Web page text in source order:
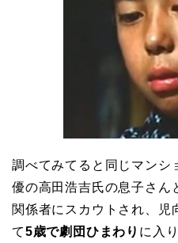
調べてみてると同じマンシ
優の高田浩吉氏の息子さん
関係者にスカウトされ、児
て5歳で劇団ひまわり に入